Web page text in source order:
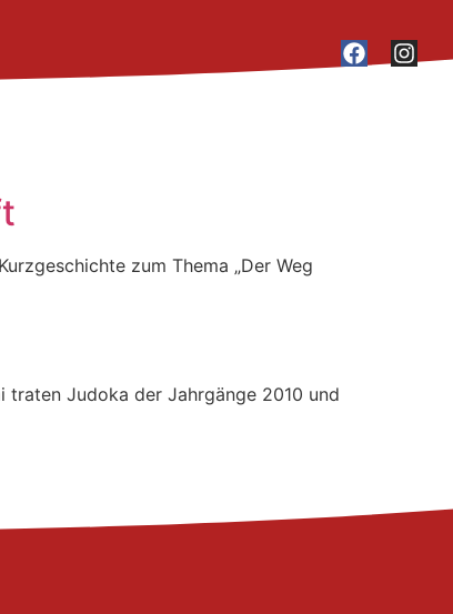
zum Thema „Der Weg
Judoka der Jahrgänge 2010 und